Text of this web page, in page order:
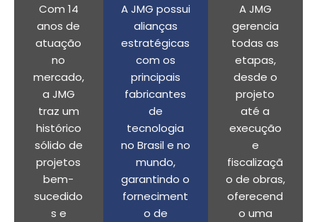
Com 14
anos de
atuação
no
mercado,
a JMG
traz um
histórico
sólido de
projetos
bem-
sucedido
s e
A JMG possui
alianças
estratégicas
com os
principais
fabricantes
de
tecnologia
no Brasil e no
mundo,
garantindo o
forneciment
o de
A JMG
gerencia
todas as
etapas,
desde o
projeto
até a
execução
e
fiscalizaçã
o de obras,
oferecend
o uma